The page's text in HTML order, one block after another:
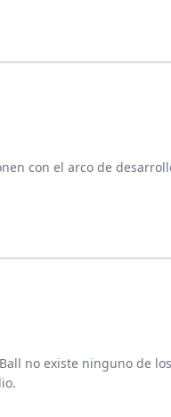
con el arco de
no existe ninguno de